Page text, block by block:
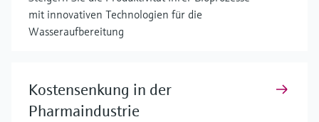
mit innovativen Technologien für die
Wasseraufbereitung
Kostensenkung in der
Pharmaindustrie